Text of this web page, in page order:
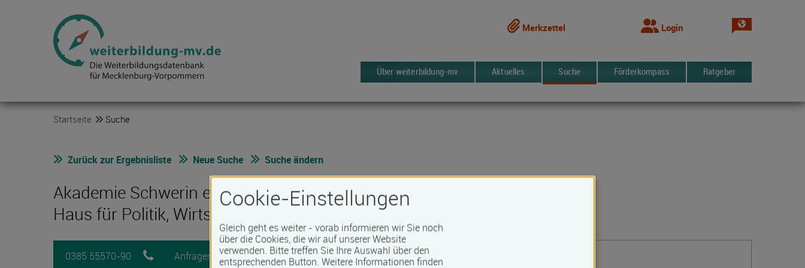
Merkzettel Login Sprache
Über weiterbildung-mv Aktuelles Suche Förderkompass Ratgeber
Startseite Suche
Zurück zur Ergebnisliste Neue Suche Suche ändern
Akademie Schwerin e.V.
Haus für Politik, Wirtschaft und Kultur in Mecklenburg-Vorpommern
0385 55570-90 Anfragen Merken 9 Kurse
Cookie-Einstellungen
Gleich geht es weiter - vorab informieren wir Sie noch
über die Cookies, die wir auf unserer Website
verwenden. Bitte treffen Sie Ihre Auswahl über den
entsprechenden Button. Weitere Informationen finden